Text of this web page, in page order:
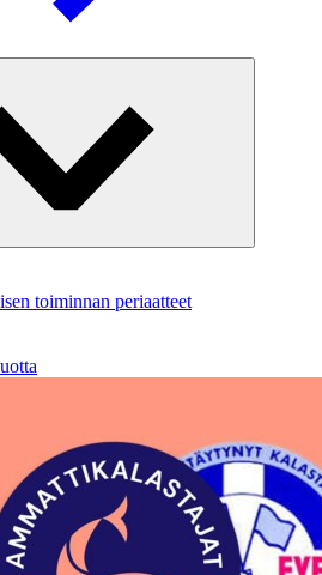
toiminnan periaatteet